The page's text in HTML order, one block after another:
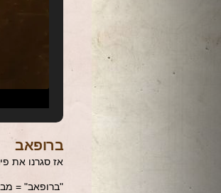
ברופאב
אז סגרנו את
"ברופאב" =